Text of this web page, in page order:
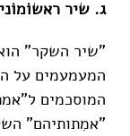
ג. שיר ראשוֹמוֹני
"שיר השקר"
המעמעמים על
המוסכמים
"אמִתותיהם"